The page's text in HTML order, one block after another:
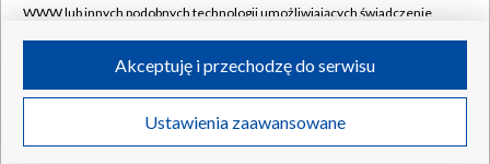
System NOS
Informacje o nadawcy
Program dla prasy
Ogłoszenie przetargowe
Kanały
©2026 Telewizja Polska S.A. w likwidacji
WWW lub innych podobnych technologii umożliwiających świadczenie
ruchu w Internecie.
Twoje dane osobowe zbierane podczas odwiedzania przez Ciebie
poszczególnych serwisówna Portalu, takie jak adresy IP, identyfikatory
Ustawienia zaawansowane
Akceptuję i przechodzę do serwisu